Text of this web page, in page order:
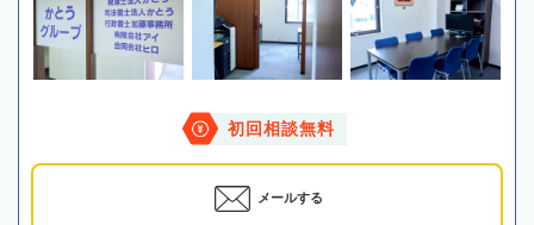
初回相談無料
メールする